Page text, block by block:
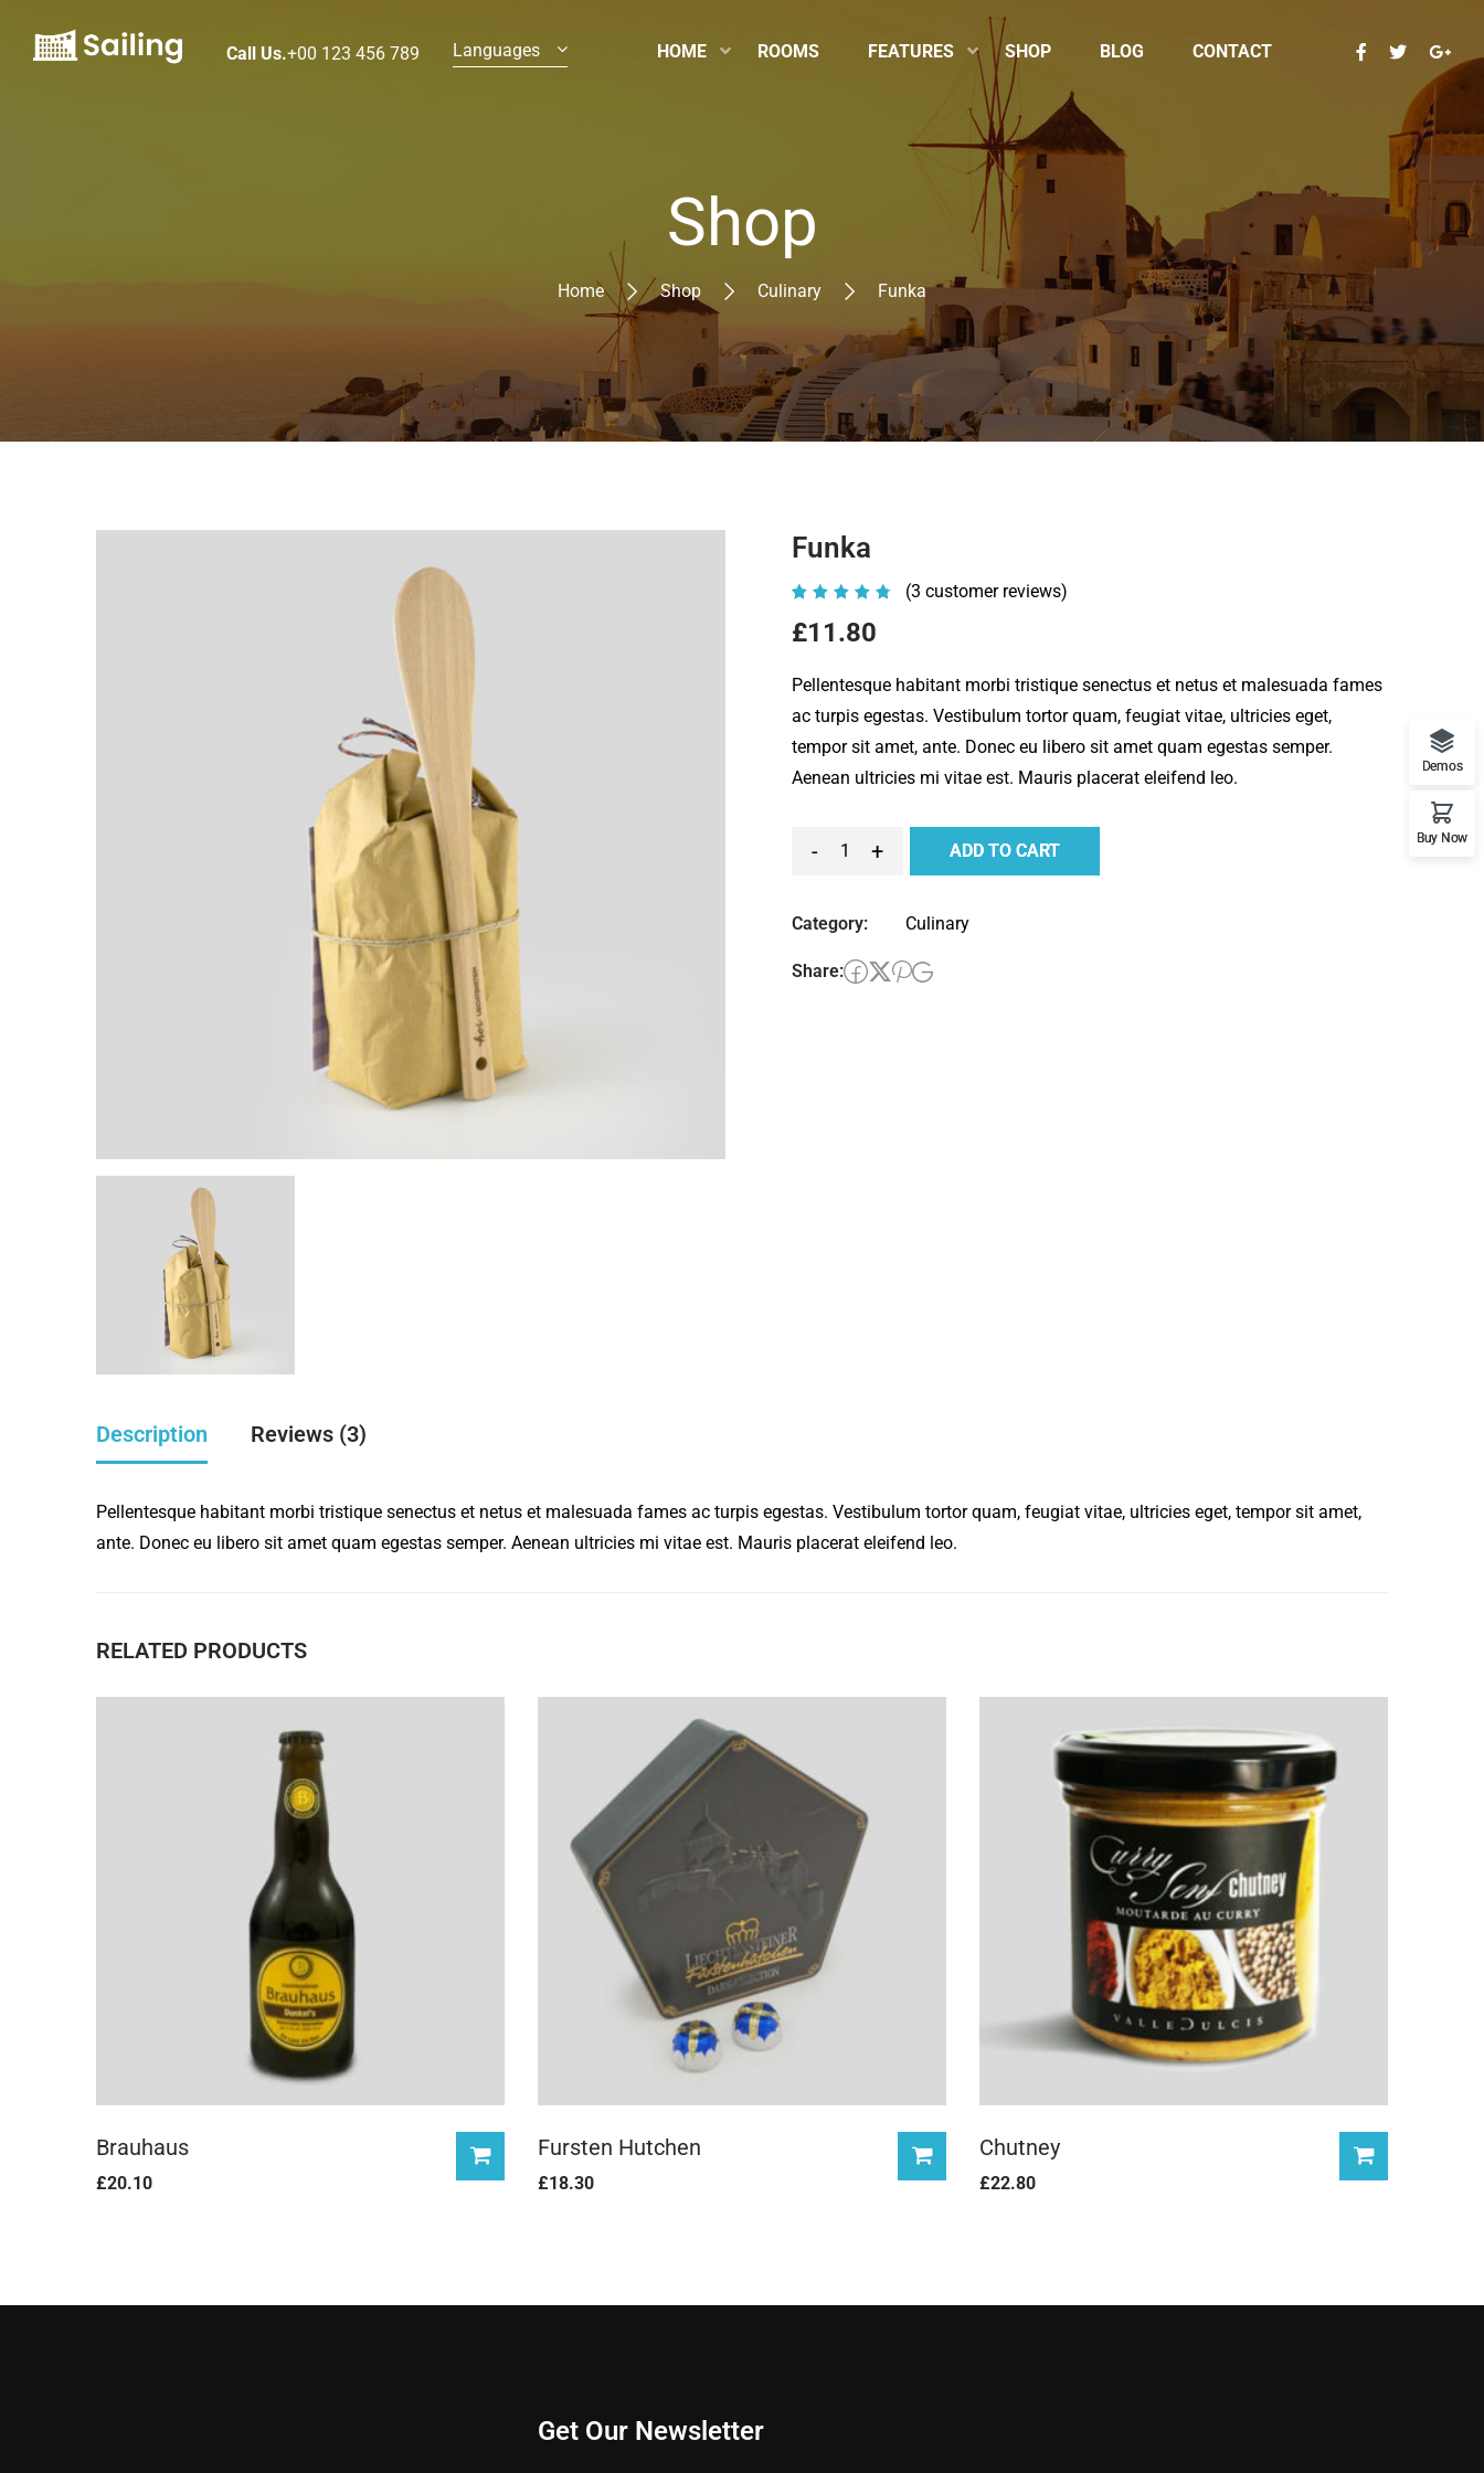
Call Us.+00 123 456 789 Languages HOME ROOMS FEATURES SHOP BLOG CONTACT
Shop
Home Shop Culinary Funka
Funka
Rated
4.67
5
based
3 (3 customer reviews)
£11.80
Pellentesque habitant morbi tristique senectus et netus et malesuada fames
ac turpis egestas. Vestibulum tortor quam, feugiat vitae, ultricies eget,
tempor sit amet, ante. Donec eu libero sit amet quam egestas semper.
Aenean ultricies mi vitae est. Mauris placerat eleifend leo.
-
Funka
+ ADD TO CART
Category: Culinary
Share:
Description Reviews (3)
Pellentesque habitant morbi tristique senectus et netus et malesuada fames ac turpis egestas. Vestibulum tortor quam, feugiat vitae, ultricies eget, tempor sit amet,
ante. Donec eu libero sit amet quam egestas semper. Aenean ultricies mi vitae est. Mauris placerat eleifend leo.
RELATED PRODUCTS
Brauhaus
£20.10
Fursten Hutchen
£18.30
Chutney
£22.80
Get Our Newsletter
Demos
Buy Now